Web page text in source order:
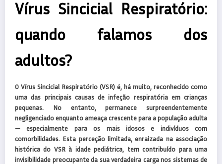
Vírus Sincicial Respiratório:
quando falamos dos
adultos?
O Vírus Sincicial Respiratório (VSR) é, há muito, reconhecido como
uma das principais causas de infeção respiratória em crianças
pequenas. No entanto, permanece surpreendentemente
negligenciado enquanto ameaça crescente para a população adulta
— especialmente para os mais idosos e indivíduos com
comorbilidades. Esta perceção limitada, enraizada na associação
histórica do VSR à idade pediátrica, tem contribuído para uma
invisibilidade preocupante da sua verdadeira carga nos sistemas de